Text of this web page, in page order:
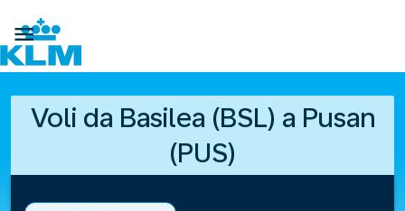

Voli da Basilea (BSL) a Pusan
(PUS)